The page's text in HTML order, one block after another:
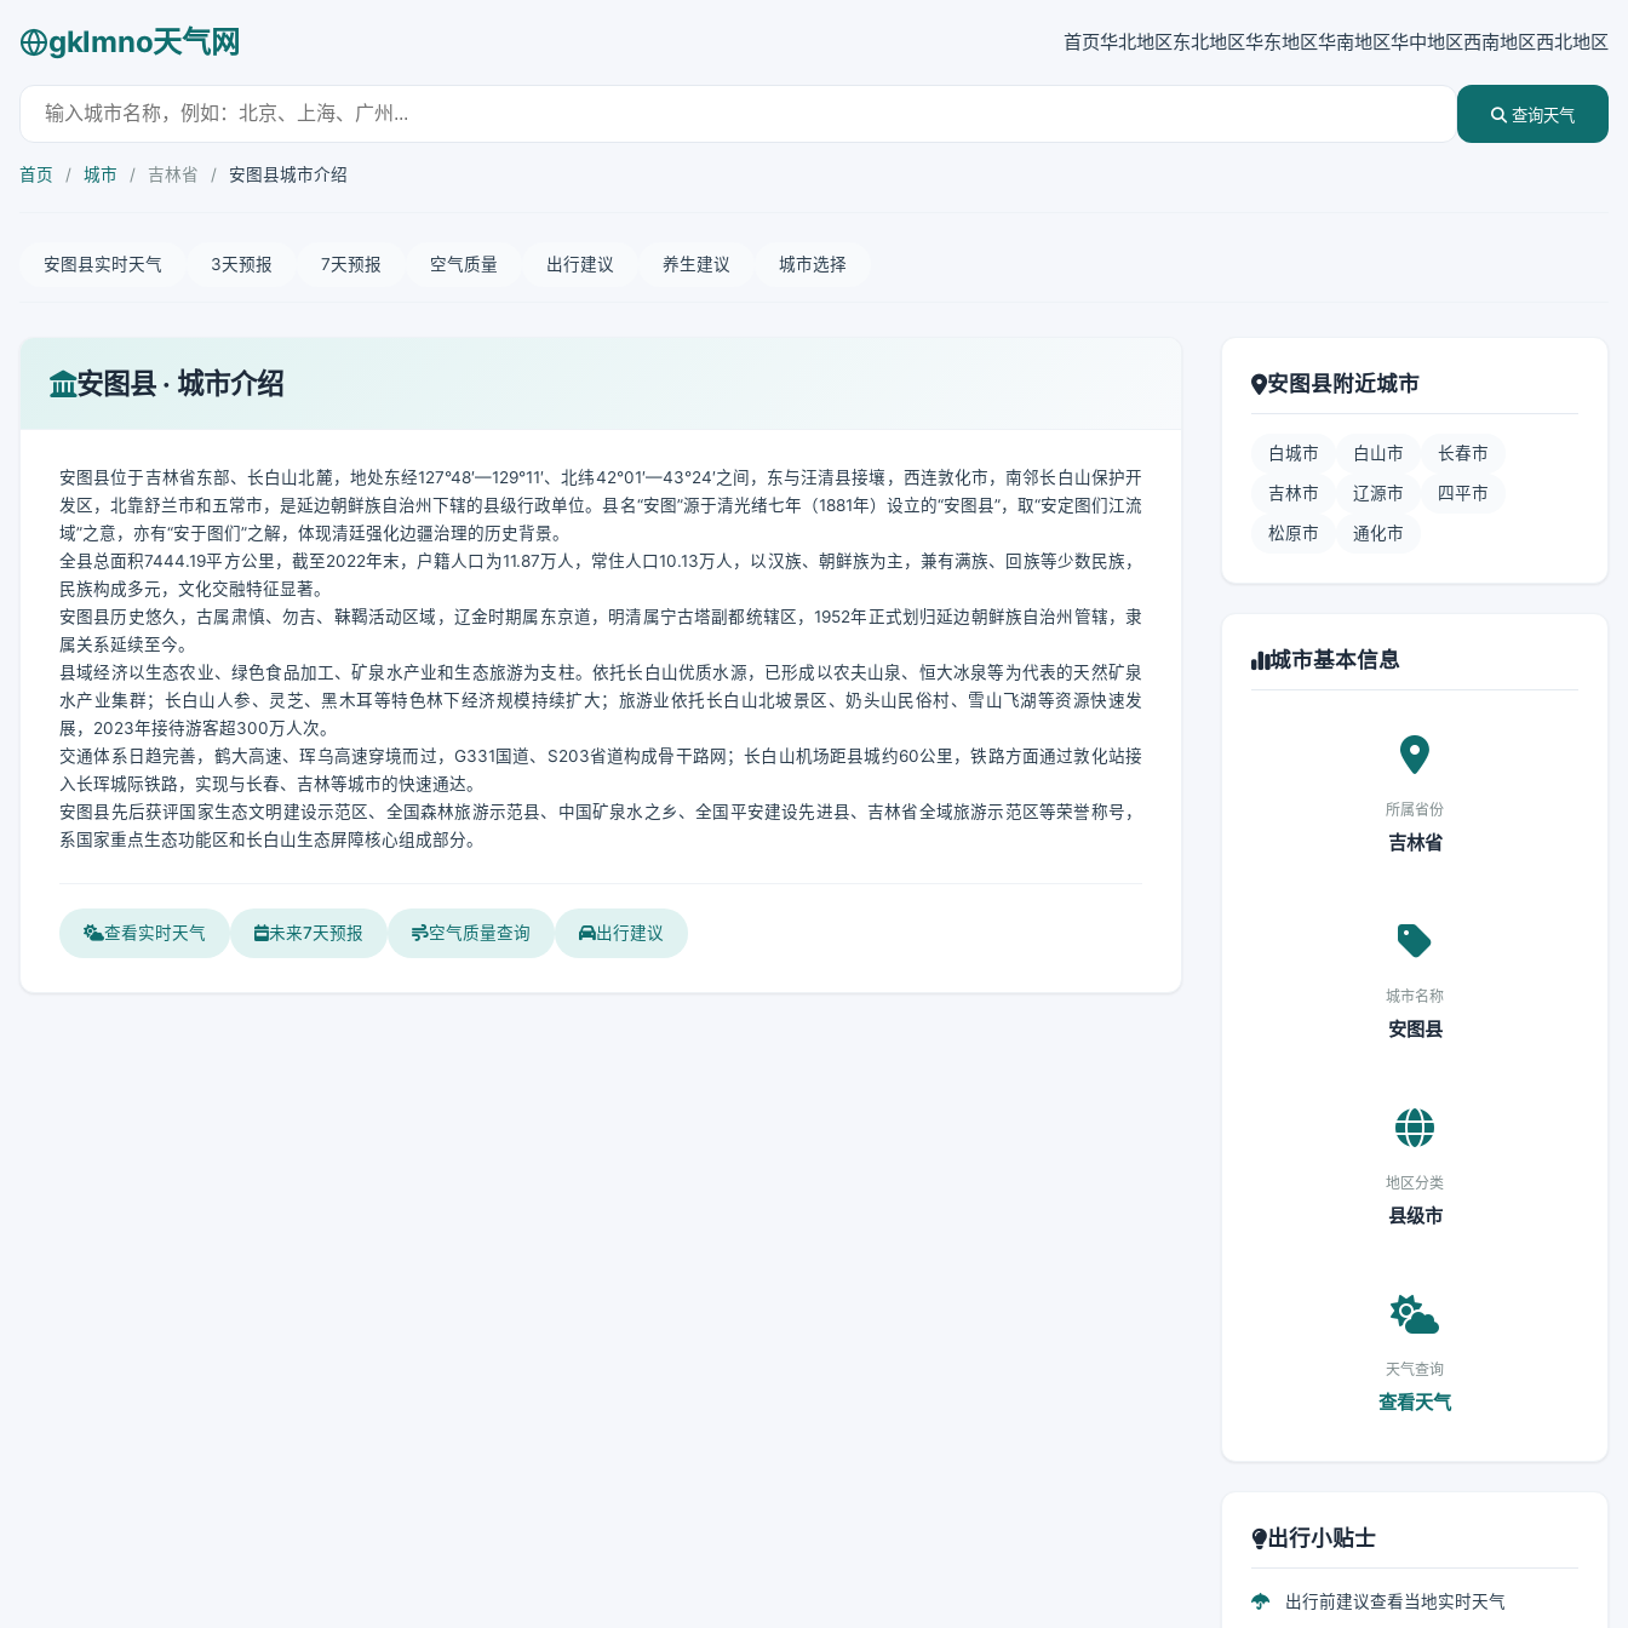
gklmno天气网 首页华北地区东北地区华东地区华南地区华中地区西南地区西北地区
查询天气
首页 / 城市 / 吉林省 / 安图县城市介绍
安图县实时天气 3天预报 7天预报 空气质量 出行建议 养生建议 城市选择
安图县 · 城市介绍
安图县位于吉林省东部、长白山北麓，地处东经127°48′—129°11′、北纬42°01′—43°24′之间，东与汪清县接壤，西连敦化市，南邻长白山保护开
发区，北靠舒兰市和五常市，是延边朝鲜族自治州下辖的县级行政单位。县名“安图”源于清光绪七年（1881年）设立的“安图县”，取“安定图们江流
域”之意，亦有“安于图们”之解，体现清廷强化边疆治理的历史背景。
全县总面积7444.19平方公里，截至2022年末，户籍人口为11.87万人，常住人口10.13万人，以汉族、朝鲜族为主，兼有满族、回族等少数民族，
民族构成多元，文化交融特征显著。
安图县历史悠久，古属肃慎、勿吉、靺鞨活动区域，辽金时期属东京道，明清属宁古塔副都统辖区，1952年正式划归延边朝鲜族自治州管辖，隶
属关系延续至今。
县域经济以生态农业、绿色食品加工、矿泉水产业和生态旅游为支柱。依托长白山优质水源，已形成以农夫山泉、恒大冰泉等为代表的天然矿泉
水产业集群；长白山人参、灵芝、黑木耳等特色林下经济规模持续扩大；旅游业依托长白山北坡景区、奶头山民俗村、雪山飞湖等资源快速发
展，2023年接待游客超300万人次。
交通体系日趋完善，鹤大高速、珲乌高速穿境而过，G331国道、S203省道构成骨干路网；长白山机场距县城约60公里，铁路方面通过敦化站接
入长珲城际铁路，实现与长春、吉林等城市的快速通达。
安图县先后获评国家生态文明建设示范区、全国森林旅游示范县、中国矿泉水之乡、全国平安建设先进县、吉林省全域旅游示范区等荣誉称号，
系国家重点生态功能区和长白山生态屏障核心组成部分。
查看实时天气 未来7天预报 空气质量查询 出行建议
安图县附近城市
白城市 白山市 长春市
吉林市 辽源市 四平市
松原市 通化市
城市基本信息
所属省份
吉林省
城市名称
安图县
地区分类
县级市
天气查询
查看天气
出行小贴士
出行前建议查看当地实时天气